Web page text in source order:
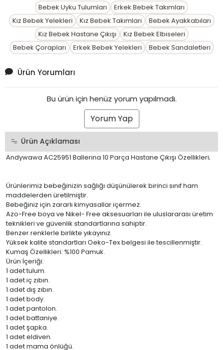
Bebek Uyku Tulumları
Erkek Bebek Takımları
Kız Bebek Yelekleri
Kız Bebek Takımları
Bebek Ayakkabıları
Kız Bebek Hastane Çıkışı
Kız Bebek Elbiseleri
Bebek Çorapları
Erkek Bebek Yelekleri Bebek Sandaletleri
Ürün Yorumları
Bu ürün için henüz yorum yapılmadı.
Yorum Yap
Ürün Açıklaması
Andywawa AC25951 Ballerina 10 Parça Hastane Çıkışı Özellikleri;
Ürünlerimiz bebeğinizin sağlığı düşünülerek birinci sınıf ham
maddelerden üretilmiştir.
Bebeğiniz için zararlı kimyasallar içermez.
Azo-Free boya ve Nikel- Free aksesuarları ile uluslararası üretim
teknikleri ve güvenlik standartlarına sahiptir.
Benzer renklerle birlikte yıkayınız.
Yüksek kalite standartları Oeko-Tex belgesi ile tescillenmiştir.
Kumaş Özellikleri: %100 Pamuk.
Ürün İçeriği:
1 adet tulum.
1 adet iç zıbın.
1 adet dış zıbın.
1 adet body.
1 adet pantolon.
1 adet battaniye.
1 adet şapka.
1 adet eldiven.
1 adet mama önlüğü.